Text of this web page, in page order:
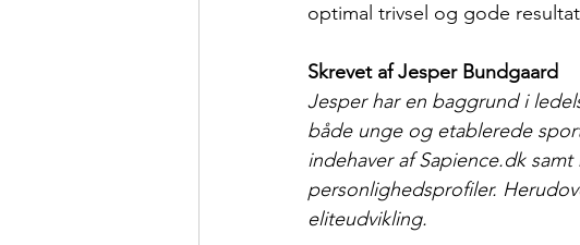
optimal trivsel og gode
Skrevet af Jesper Bundgaard
Jesper har en baggrund i
både unge og etablerede
indehaver af Sapience.dk
personlighedsprofiler.
eliteudvikling.